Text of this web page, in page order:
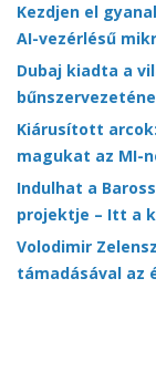
Kezdjen el
AI-vezérlésű
Dubaj kiadta a
Kiárusított
magukat az MI-
Indulhat a
projektje – Itt a
Volodimir
támadásával az